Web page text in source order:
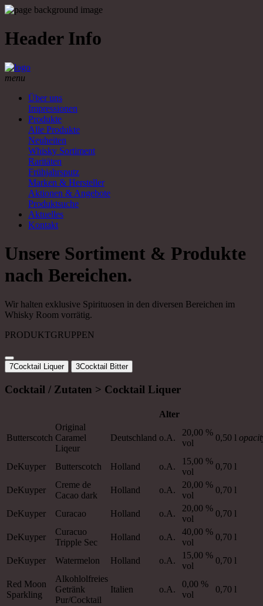
Header Info
menu
Über uns
Impressionen
Produkte
Alle Produkte
Neuheiten
Whisky Sortiment
Raritäten
Frühjahrsputz
Marken & Hersteller
Aktionen & Angebote
Produktsuche
Aktuelles
Kontakt
Unsere Sortiment & Produkte
nach Bereichen.
Wir halten exklusive Spirituosen in den diversen Bereichen im
Whisky Room vorrätig.
PRODUKTGRUPPEN
7Cocktail Liquer 3Cocktail Bitter
Cocktail / Zutaten > Cocktail Liquer
Alter
Butterscotch
Original
Caramel
Liqeur
Deutschland o.A.
20,00 %
vol
0,50 l
DeKuyper Butterscotch Holland o.A.
15,00 %
vol
0,70 l
DeKuyper
Creme de
Cacao dark
Holland o.A.
20,00 %
vol
0,70 l
DeKuyper Curacao Holland o.A.
20,00 %
vol
0,70 l
DeKuyper
Curacuo
Tripple Sec
Holland o.A.
40,00 %
vol
0,70 l
DeKuyper Watermelon Holland o.A.
15,00 %
vol
0,70 l
Red Moon
Sparkling
Alkohlolfreies
Getränk
Pur/Cocktail
Italien o.A.
0,00 %
vol
0,70 l